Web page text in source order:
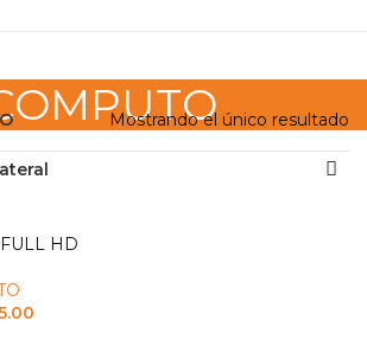
Mostrando el único resultado
HD